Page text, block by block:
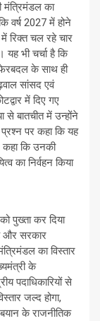
का
वर्ष 2027 में होने
रिक्त चल रहे चार
भी चर्चा है कि
के साथ ही
सांसद एवं
में दिए गए
से बातचीत में उन्होंने
प्रश्न पर कहा कि यह
कहा कि उनकी
का निर्वहन किया
पुख्ता कर दिया
और सरकार
का विस्तार
के
पदाधिकारियों से
जल्द होगा,
के राजनीतिक